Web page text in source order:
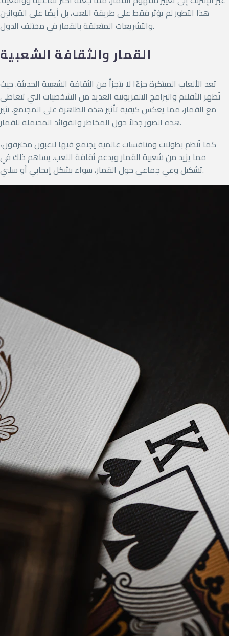
هذا التطور لم يؤثر فقط على طريقة اللعب، بل أيضًا على القوانين
والتشريعات المتعلقة بالقمار في مختلف الدول.
القمار والثقافة الشعبية
تعد الألعاب المبتكرة جزءًا لا يتجزأ من الثقافة الشعبية الحديثة. حيث
تُظهر الأفلام والبرامج التلفزيونية العديد من الشخصيات التي تتعاطى
مع القمار، مما يعكس كيفية تأثير هذه الظاهرة على المجتمع. تثير
هذه الصور جدلاً حول المخاطر والفوائد المحتملة للقمار.
كما تُنظم بطولات ومنافسات عالمية يجتمع فيها لاعبون محترفون،
مما يزيد من شعبية القمار ويدعم ثقافة اللعب. يساهم ذلك في
تشكيل وعي جماعي حول القمار، سواء بشكل إيجابي أو سلبي.